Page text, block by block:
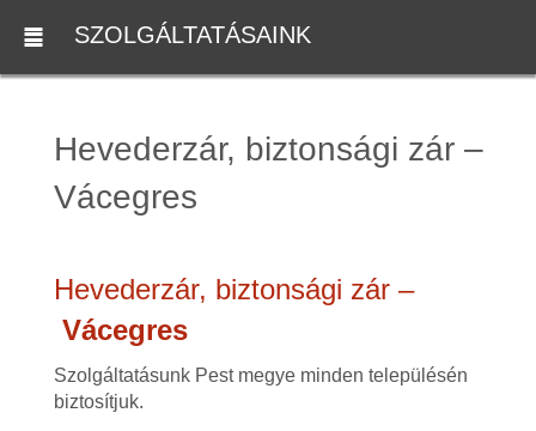
SZOLGÁLTATÁSAINK
Hevederzár, biztonsági zár –
Vácegres
Hevederzár, biztonsági zár –
Vácegres
Szolgáltatásunk Pest megye minden településén
biztosítjuk.